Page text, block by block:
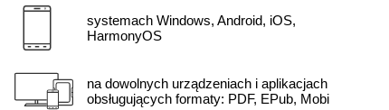
systemach Windows, Android, iOS,
HarmonyOS
na dowolnych urządzeniach i aplikacjach
obsługujących formaty: PDF, EPub, Mobi